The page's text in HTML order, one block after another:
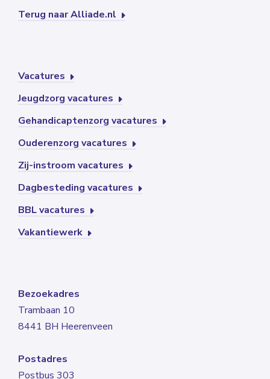
Terug naar Alliade.nl
Vacatures
Jeugdzorg vacatures
Gehandicaptenzorg vacatures
Ouderenzorg vacatures
Zij-instroom vacatures
Dagbesteding vacatures
BBL vacatures
Vakantiewerk
Bezoekadres
Trambaan 10
8441 BH Heerenveen
Postadres
Postbus 303